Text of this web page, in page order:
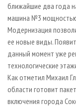
ИНСТРУМЕНТ И
БИБЛИОТЕКА
ближайшие два года
машина №3 мощностью
Модернизация
ее новые виды.
данный момент уже
технологические
Как отметил Михаил
области готовит
включения города